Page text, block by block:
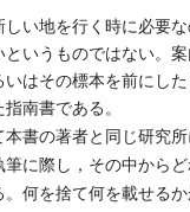
い地を行く時に必要
というものではない。
いはその標本を前にし
南書である。
書の著者と同じ研究
筆に際し，その中から
何を捨て何を載せる